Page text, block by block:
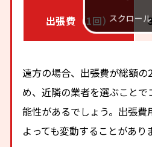
出張費（1回）
遠方の場合、出張費が総額
め、近隣の業者を選ぶこと
能性があるでしょう。出張費
よっても変動することがあり